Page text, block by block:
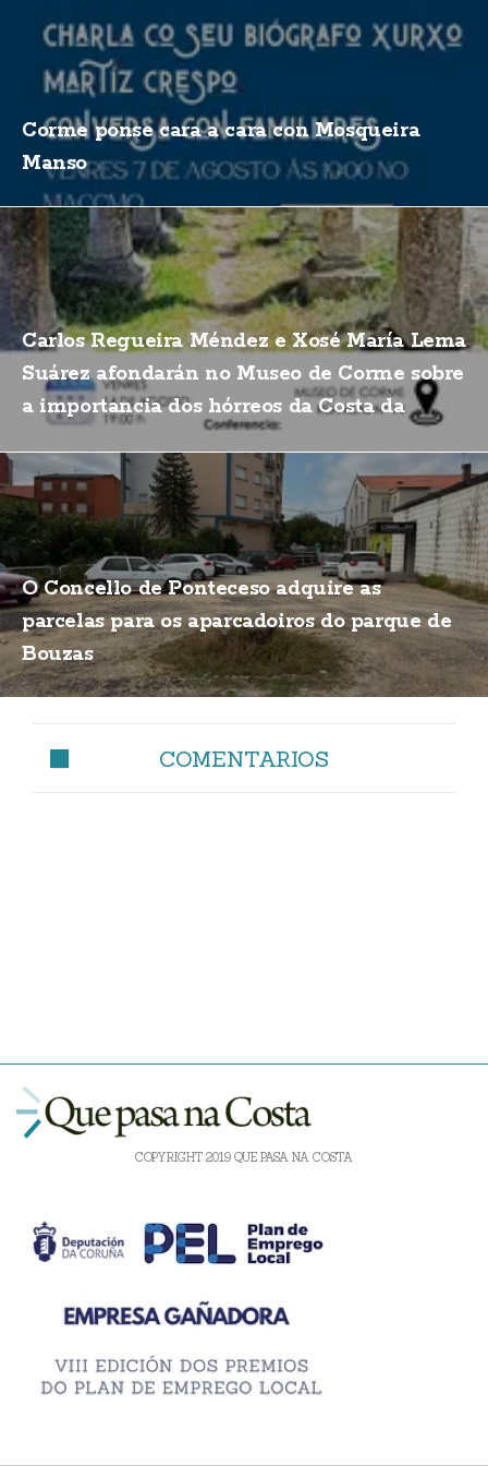
Corme ponse cara a cara con Mosqueira
Manso
Carlos Regueira Méndez e Xosé María Lema
Suárez afondarán no Museo de Corme sobre
a importancia dos hórreos da Costa da
O Concello de Ponteceso adquire as
parcelas para os aparcadoiros do parque de
Bouzas
COMENTARIOS
COPYRIGHT 2019 QUE PASA NA COSTA